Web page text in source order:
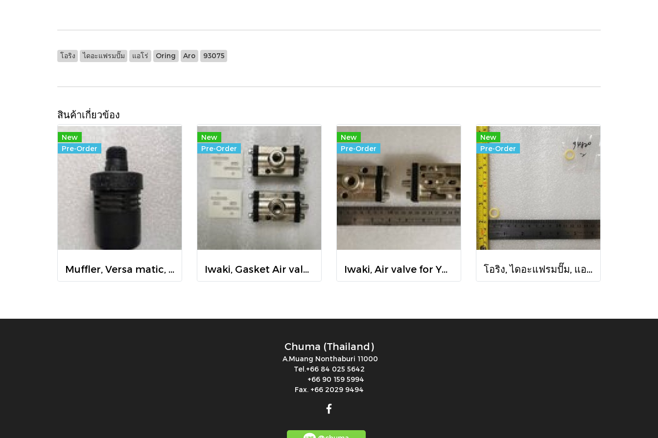
โอริง ไดอะแฟรมปั๊ม แอโร่ Oring Aro 93075
สินค้าเกี่ยวข้อง
New
Pre-Order
Muffler, Versa matic, VTM-4 , ตัวกรอง,ลดเสียง,เวอซ่า เมติก, VTM-4
New
Pre-Order
Iwaki, Gasket Air valve for YD-101AT, Yamada, 771358, แอร์วาวล์, ยามาดะ, อิวากิ
New
Pre-Order
Iwaki, Air valve for YD-101AT, Yamada, 804504, แอร์วาวล์, ยามาดะ, อิวากิ
New
Pre-Order
โอริง, ไดอะแฟรมปั๊ม, แอโร่, Oring, Aro, 94820, Y330-110
Chuma (Thailand)
A.Muang Nonthaburi 11000
Tel.+66 84 025 5642
+66 90 159 5994
Fax. +66 2029 9494